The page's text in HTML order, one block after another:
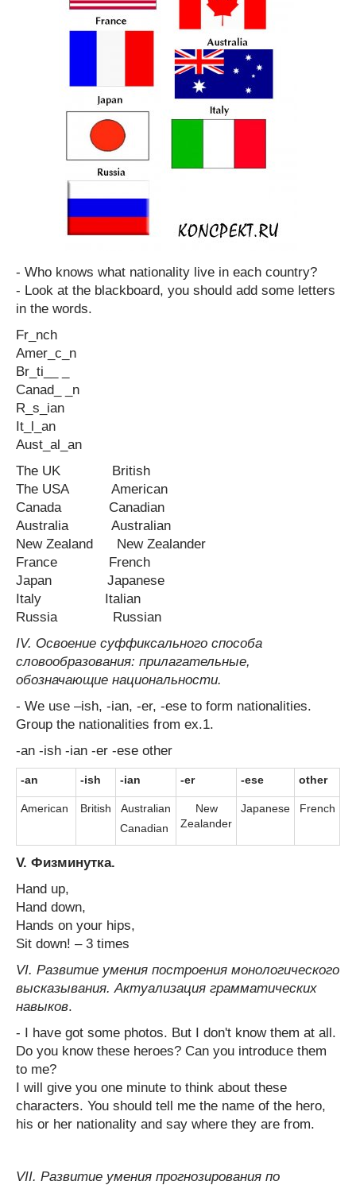
- Who knows what nationality live in each country?
- Look at the blackboard, you should add some letters
in the words.
Fr_nch
Amer_c_n
Br_ti__ _
Canad_ _n
R_s_ian
It_l_an
Aust_al_an
The UK British
The USA American
Canada Canadian
Australia Australian
New Zealand New Zealander
France French
Japan Japanese
Italy Italian
Russia Russian
IV. Освоение суффиксального способа
словообразования: прилагательные,
обозначающие национальности.
- We use –ish, -ian, -er, -ese to form nationalities.
Group the nationalities from ex.1.
-an -ish -ian -er -ese other
-an -ish -ian -er -ese other
American British
Australian
Canadian
New
Zealander
Japanese French
V. Физминутка.
Hand up,
Hand down,
Hands on your hips,
Sit down! – 3 times
VI. Развитие умения построения монологического
высказывания. Актуализация грамматических
навыков.
- I have got some photos. But I don't know them at all.
Do you know these heroes? Can you introduce them
to me?
I will give you one minute to think about these
characters. You should tell me the name of the hero,
his or her nationality and say where they are from.
VII. Развитие умения прогнозирования по